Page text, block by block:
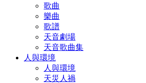
歌曲
樂曲
歌譜
天音劇場
天音歌曲集
人與環境
人與環境
天災人禍